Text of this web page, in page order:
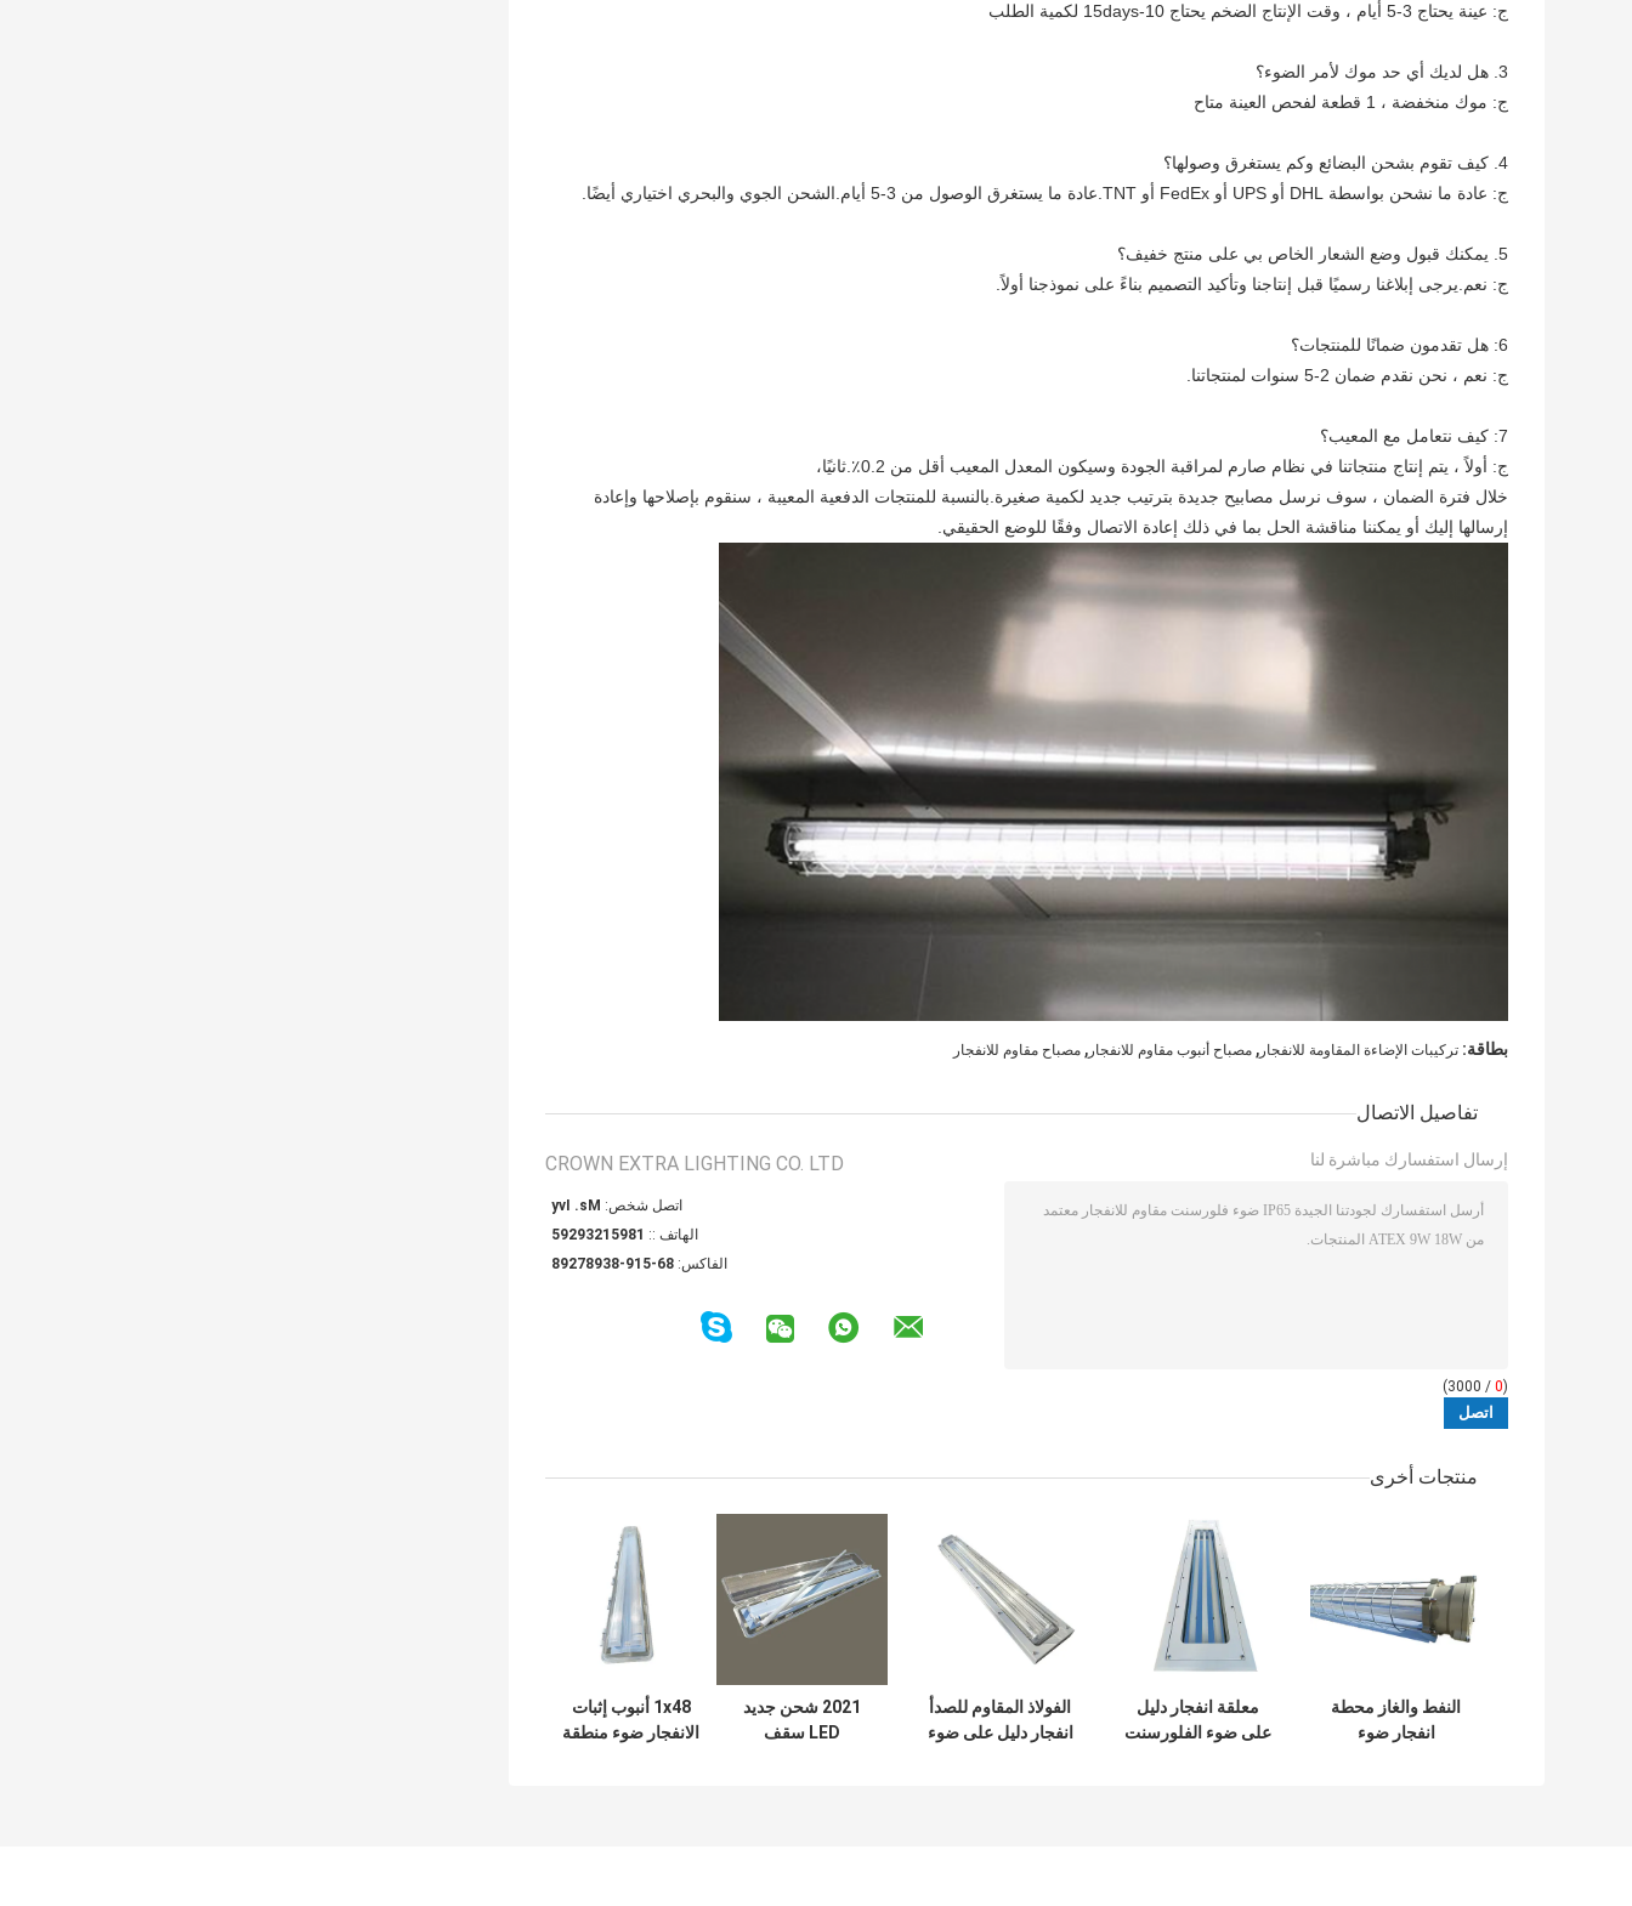
ج: عينة يحتاج 3-5 أيام ، وقت الإنتاج الضخم يحتاج 10-15days لكمية الطلب
3. هل لديك أي حد موك لأمر الضوء؟
ج: موك منخفضة ، 1 قطعة لفحص العينة متاح
4. كيف تقوم بشحن البضائع وكم يستغرق وصولها؟
ج: عادة ما نشحن بواسطة DHL أو UPS أو FedEx أو TNT.عادة ما يستغرق الوصول من 3-5 أيام.الشحن الجوي والبحري اختياري أيضًا.
5. يمكنك قبول وضع الشعار الخاص بي على منتج خفيف؟
ج: نعم.يرجى إبلاغنا رسميًا قبل إنتاجنا وتأكيد التصميم بناءً على نموذجنا أولاً.
6: هل تقدمون ضمانًا للمنتجات؟
ج: نعم ، نحن نقدم ضمان 2-5 سنوات لمنتجاتنا.
7: كيف نتعامل مع المعيب؟
ج: أولاً ، يتم إنتاج منتجاتنا في نظام صارم لمراقبة الجودة وسيكون المعدل المعيب أقل من 0.2٪.ثانيًا،
خلال فترة الضمان ، سوف نرسل مصابيح جديدة بترتيب جديد لكمية صغيرة.بالنسبة للمنتجات الدفعية المعيبة ، سنقوم بإصلاحها وإعادة
إرسالها إليك أو يمكننا مناقشة الحل بما في ذلك إعادة الاتصال وفقًا للوضع الحقيقي.
بطاقة: تركيبات الإضاءة المقاومة للانفجار , مصباح أنبوب مقاوم للانفجار , مصباح مقاوم للانفجار
تفاصيل الاتصال
CROWN EXTRA LIGHTING CO. LTD
اتصل شخص: Ms. Ivy
الهاتف :: 18951239295
الفاكس: 86-519-83987298
إرسال استفسارك مباشرة لنا
(
0
/ 3000)
منتجات أخرى
النفط والغاز محطة
انفجار ضوء
معلقة انفجار دليل
على ضوء الفلورسنت
الفولاذ المقاوم للصدأ
انفجار دليل على ضوء
2021 شحن جديد
LED سقف
1x48 أنبوب إثبات
الانفجار ضوء منطقة